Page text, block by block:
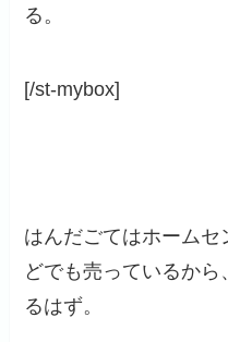
る。
[/st-mybox]
はんだごてはホーム
どでも売っているか
るはず。